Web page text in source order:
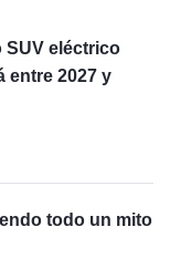
SUV eléctrico
entre 2027 y
todo un mito